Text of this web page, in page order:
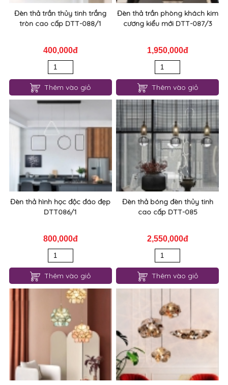
Đèn thả trần thủy tinh trắng
tròn cao cấp DTT-088/1
400,000đ
Thêm vào giỏ
Đèn thả trần phòng khách kim
cương kiểu mới DTT-087/3
1,950,000đ
Thêm vào giỏ
Đèn thả hình học độc đáo đẹp
DTT086/1
800,000đ
Thêm vào giỏ
Đèn thả bóng đèn thủy tinh
cao cấp DTT-085
2,550,000đ
Thêm vào giỏ